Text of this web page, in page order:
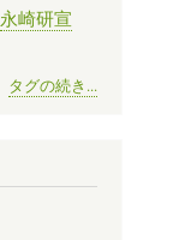
永崎研宣
タグの続き...